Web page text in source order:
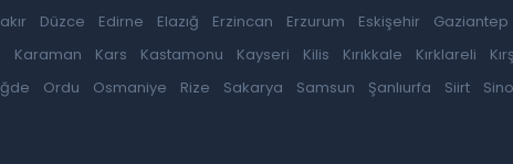
Düzce Edirne Elazığ Erzincan Erzurum Eskişehir Gaziantep
Karaman Kars Kastamonu Kayseri Kilis Kırıkkale Kırklareli
Ordu Osmaniye Rize Sakarya Samsun Şanlıurfa Siirt